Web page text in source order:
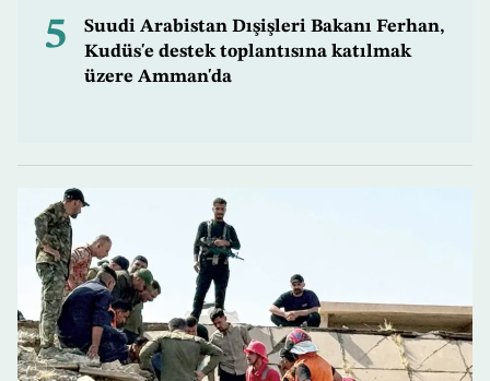
5
Suudi Arabistan Dışişleri Bakanı Ferhan,
Kudüs'e destek toplantısına katılmak
üzere Amman'da